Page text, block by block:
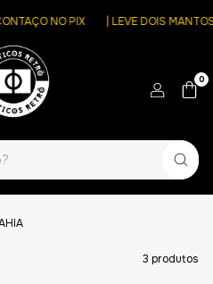
NO PIX | LEVE DOIS MANTOS E
0
3 produtos